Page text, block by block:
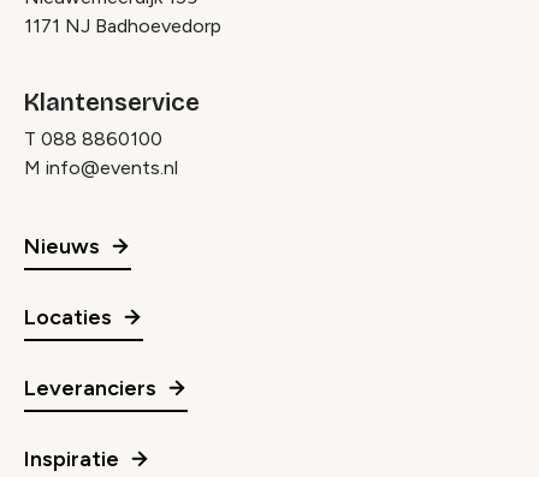
1171 NJ Badhoevedorp
Klantenservice
T 088 8860100
M info@events.nl
Nieuws
Locaties
Leveranciers
Inspiratie